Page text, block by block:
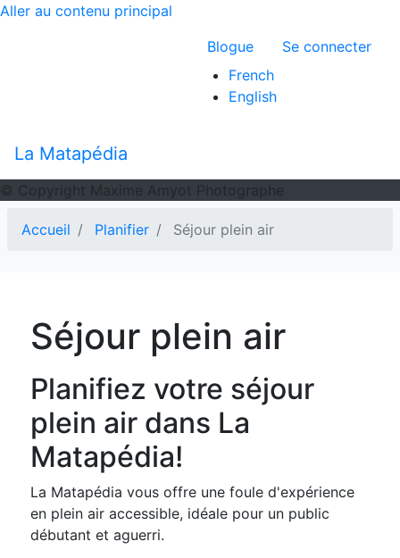
Aller au contenu principal
Menu du
Blogue
Se connecter
French
English
La Matapédia
© Copyright Maxime Amyot Photographe
Accueil Planifier Séjour plein air
Séjour plein air
Planifiez votre séjour
plein air dans La
Matapédia!
La Matapédia vous offre une foule d'expérience
en plein air accessible, idéale pour un public
débutant et aguerri.